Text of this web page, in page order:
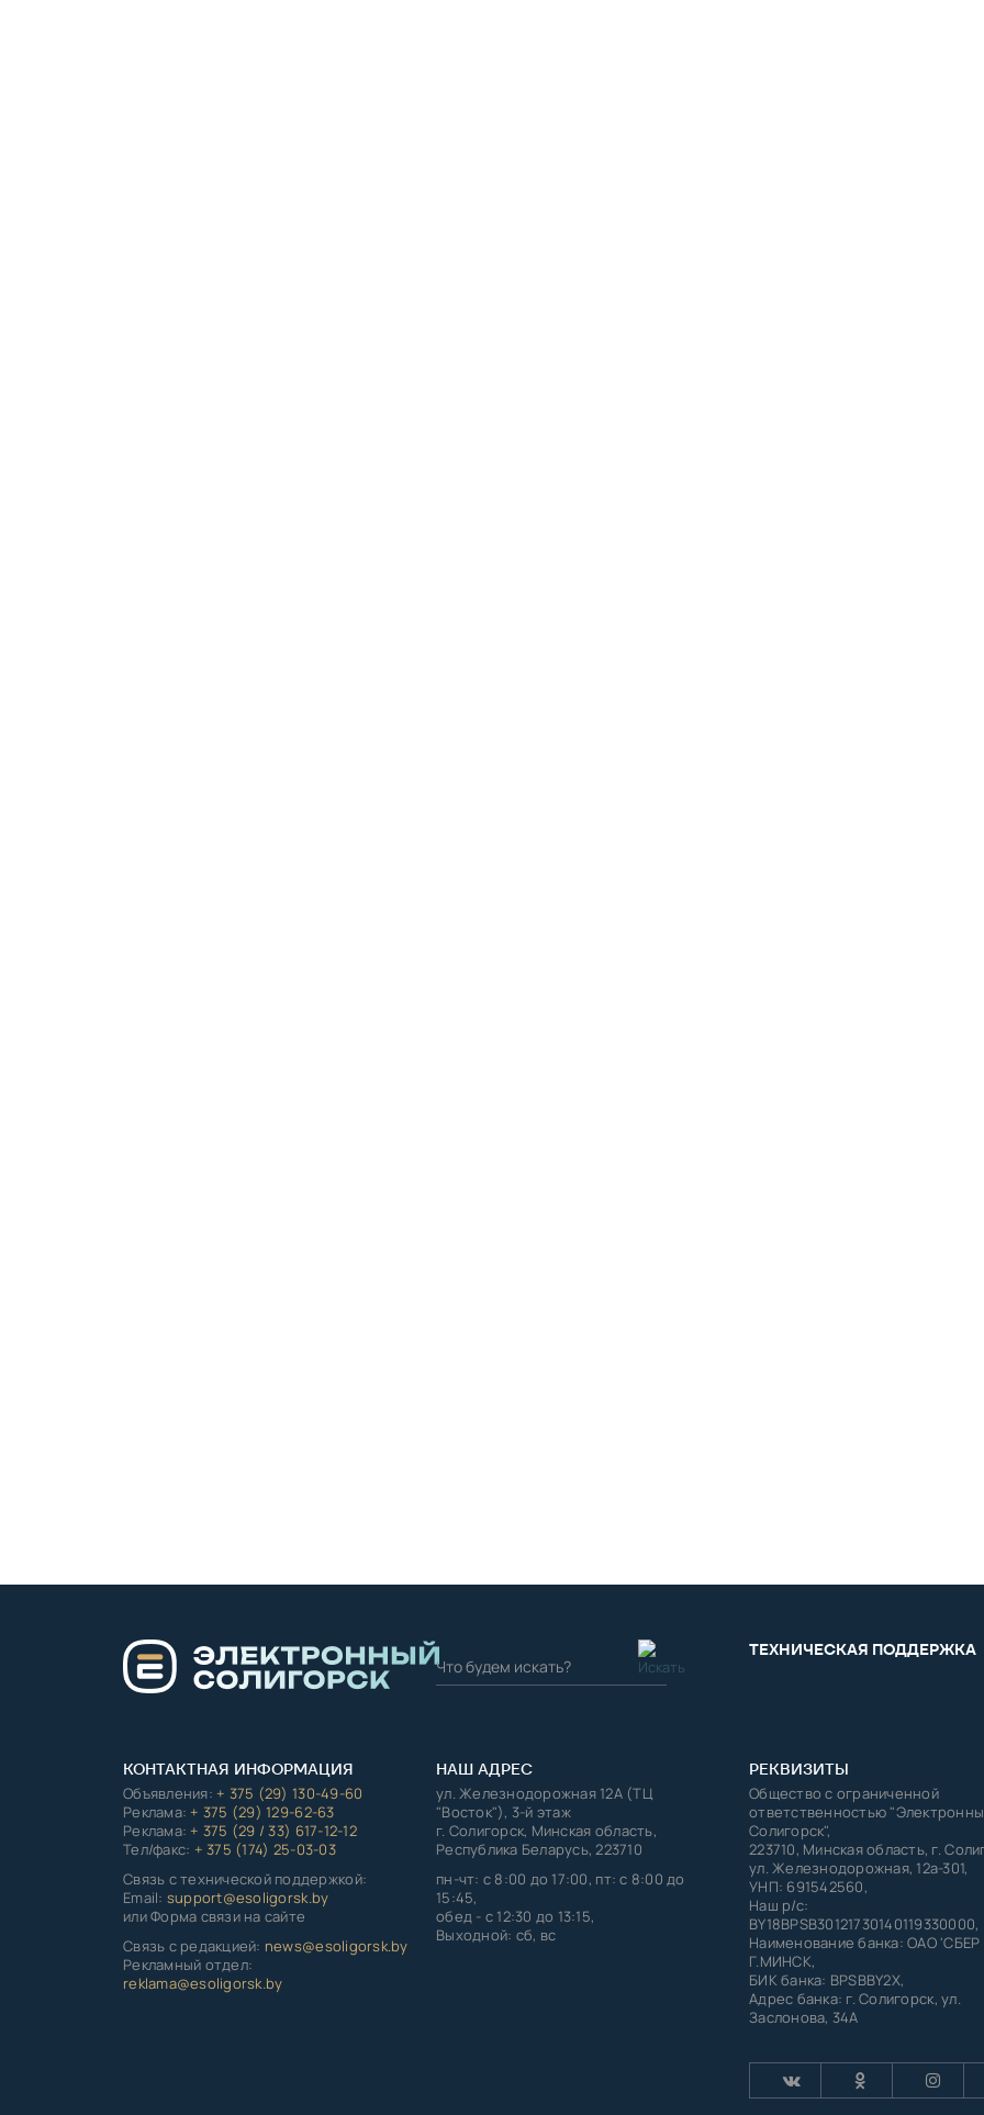
ТЕХНИЧЕСКАЯ ПОДДЕРЖКА
КОНТАКТНАЯ ИНФОРМАЦИЯ
Объявления:+ 375 (29) 130-49-60
Реклама:+ 375 (29) 129-62-63
Реклама:+ 375 (29 / 33) 617-12-12
Тел/факс: + 375 (174) 25-03-03
Связь с технической поддержкой:
Email: support@esoligorsk.by
или Форма связи на сайте
Связь с редакцией: news@esoligorsk.by
Рекламный отдел:
reklama@esoligorsk.by
НАШ АДРЕС
ул. Железнодорожная 12А (ТЦ
"Восток"), 3-й этаж
г. Солигорск, Минская область,
Республика Беларусь, 223710
пн-чт: с 8:00 до 17:00, пт: с 8:00 до
15:45,
обед - с 12:30 до 13:15,
Выходной: сб, вс
РЕКВИЗИТЫ
Общество с ограниченной
ответственностью
Солигорск",
223710, Минская область, г.
ул. Железнодорожная, 12а-301,
УНП: 691542560,
Наш р/с:
BY18BPSB30121730140119330000,
Наименование банка: ОАО
Г.МИНСК,
БИК банка: BPSBBY2X,
Адрес банка: г. Солигорск, ул.
Заслонова, 34А